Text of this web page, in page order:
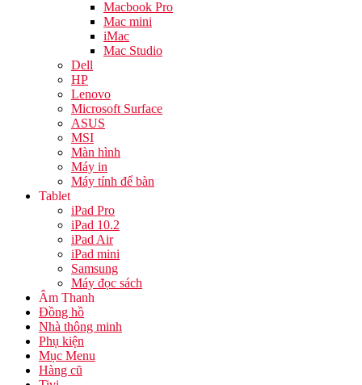
Macbook Pro
Mac mini
iMac
Mac Studio
Dell
HP
Lenovo
Microsoft Surface
ASUS
MSI
Màn hình
Máy in
Máy tính để bàn
Tablet
iPad Pro
iPad 10.2
iPad Air
iPad mini
Samsung
Máy đọc sách
Âm Thanh
Đồng hồ
Nhà thông minh
Phụ kiện
Mục Menu
Hàng cũ